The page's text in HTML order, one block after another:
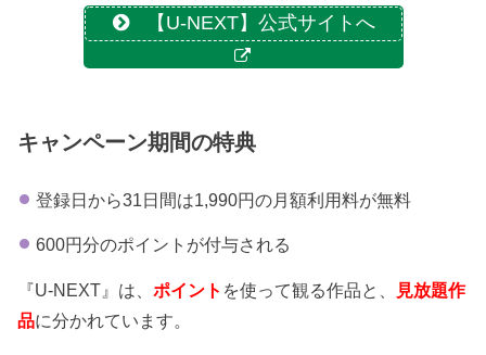
【U-NEXT】公式サイトへ
キャンペーン期間の特典
登録日から31日間は1,990円の月額利用料が無料
600円分のポイントが付与される
『U-NEXT』は、ポイント を使って観る作品と、
見放題作
品に分かれています。